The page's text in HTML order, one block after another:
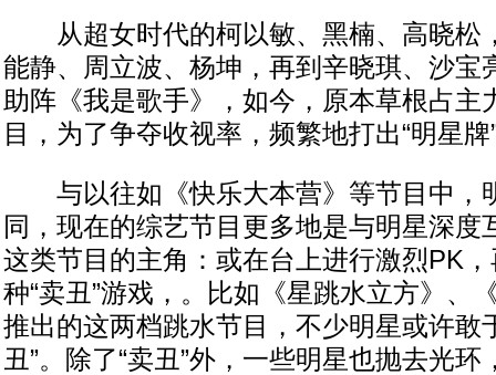
从超女时代的柯以敏、黑楠、高晓松
能静、周立波、杨坤，再到辛晓琪、沙宝
助阵《我是歌手》，如今，原本草根占主
目，为了争夺收视率，频繁地打出“明星牌
与以往如《快乐大本营》等节目中，
同，现在的综艺节目更多地是与明星深度
这类节目的主角：或在台上进行激烈PK
种“卖丑”游戏，。比如《星跳水立方》、
推出的这两档跳水节目，不少明星或许敢
丑”。除了“卖丑”外，一些明星也抛去光